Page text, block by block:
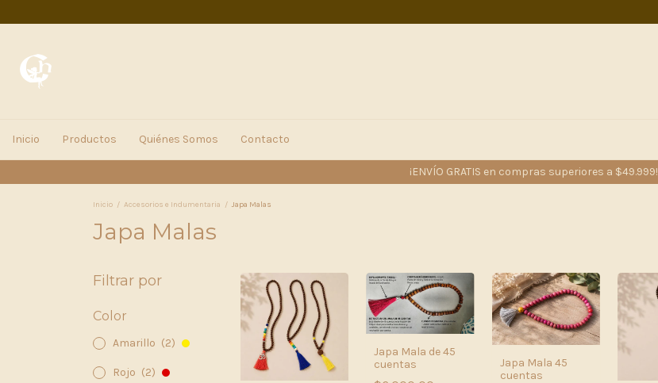
¡ENVÍO GRATIS en compras superiores a $49.999!
Inicio Productos Quiénes Somos Contacto
Inicio / Accesorios e Indumentaria / Japa Malas
Japa Malas
Filtrar por
Color
Amarillo (2)
Rojo (2)
Japa Mala de 45
cuentas
Japa Mala 45
cuentas